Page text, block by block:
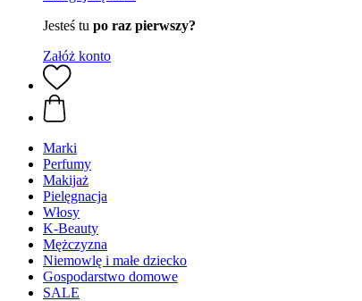
Jesteś tu po raz pierwszy?
Załóż konto
Marki
Perfumy
Makijaż
Pielęgnacja
Włosy
K-Beauty
Mężczyzna
Niemowlę i małe dziecko
Gospodarstwo domowe
SALE